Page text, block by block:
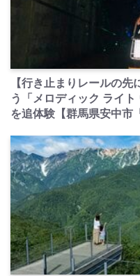
【行き止まりレールの
う「メロディック ライ
を追体験【群馬県安中市